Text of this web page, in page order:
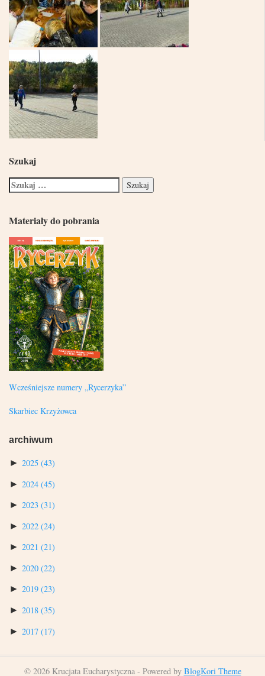
Szukaj
Materiały do pobrania
Wcześniejsze numery „Rycerzyka”
Skarbiec Krzyżowca
archiwum
► 2025 (43)
► 2024 (45)
► 2023 (31)
► 2022 (24)
► 2021 (21)
► 2020 (22)
► 2019 (23)
► 2018 (35)
► 2017 (17)
© 2026 Krucjata Eucharystyczna - Powered by BlogKori Theme